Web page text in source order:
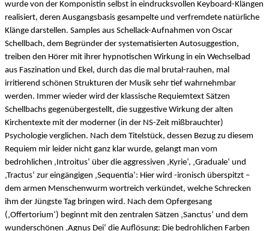
wurde von der Komponistin selbst in eindrucksvollen Keyboard-Klängen
realisiert, deren Ausgangsbasis gesampelte und verfremdete natürliche
Klänge darstellen. Samples aus Schellack-Aufnahmen von Oscar
Schellbach, dem Begründer der systematisierten Autosuggestion,
treiben den Hörer mit ihrer hypnotischen Wirkung in ein Wechselbad
aus Faszination und Ekel, durch das die mal brutal-rauhen, mal
irritierend schönen Strukturen der Musik sehr tief wahrnehmbar
werden. Immer wieder wird der klassische Requiemtext Sätzen
Schellbachs gegenübergestellt, die suggestive Wirkung der alten
Kirchentexte mit der moderner (in der NS-Zeit mißbrauchter)
Psychologie verglichen. Nach dem Titelstück, dessen Bezug zu diesem
Requiem mir leider nicht ganz klar wurde, gelangt man vom
bedrohlichen ‚Introitus‘ über die aggressiven ‚Kyrie‘, ‚Graduale‘ und
‚Tractus‘ zur eingängigen ‚Sequentia‘: Hier wird -ironisch überspitzt –
dem armen Menschenwurm wortreich verkündet, welche Schrecken
ihm der Jüngste Tag bringen wird. Nach dem Opfergesang
(‚Offertorium‘) beginnt mit den zentralen Sätzen ‚Sanctus‘ und dem
wunderschönen ‚Agnus Dei‘ die Auflösung: Die bedrohlichen Farben